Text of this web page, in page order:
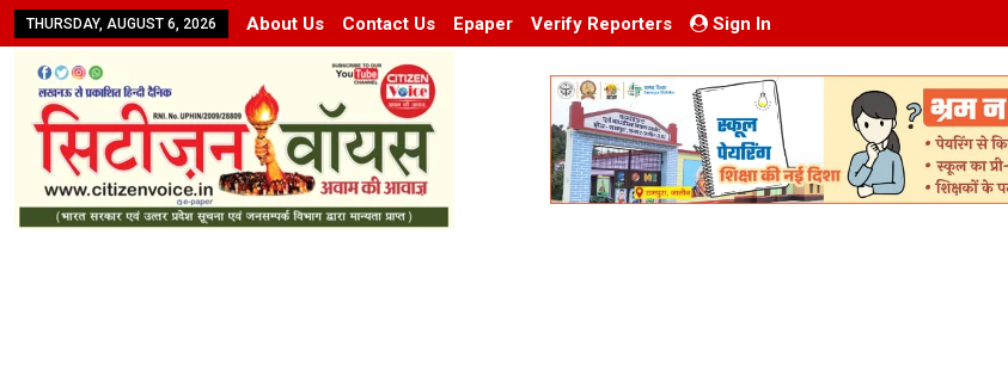
THURSDAY, AUGUST 6, 2026 About Us Contact Us Epaper Verify Reporters Sign In